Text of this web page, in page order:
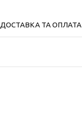
ДОСТАВКА ТА ОПЛАТА